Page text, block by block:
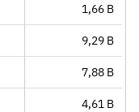
1,66 B
9,29 B
7,88 B
4,61 B